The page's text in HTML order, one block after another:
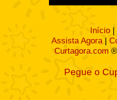
Início |
Assista Agora|
Curtagora.com
Pegue o